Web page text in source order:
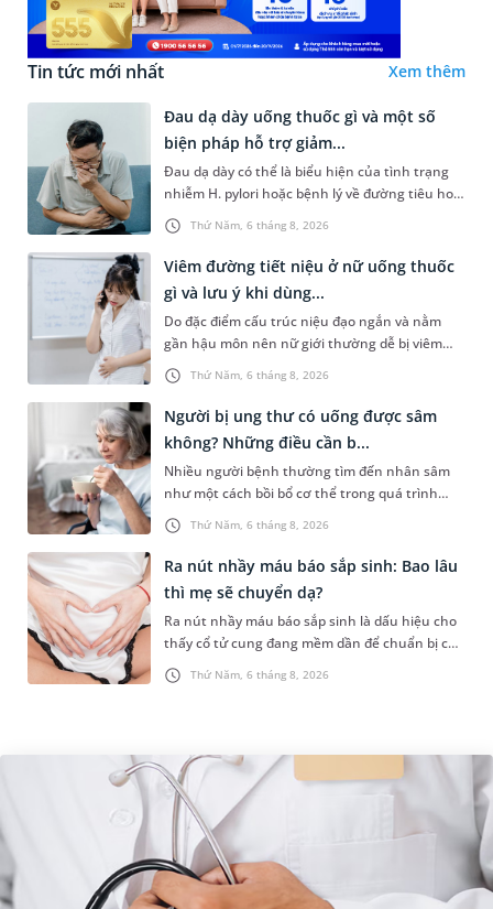
Tin tức mới nhất Xem thêm
Thứ Năm, 6 tháng 8, 2026
Đau dạ dày uống thuốc gì và một số
biện pháp hỗ trợ giảm...
Đau dạ dày có thể là biểu hiện của tình trạng
nhiễm H. pylori hoặc bệnh lý về đường tiêu hoá
khác. Dựa theo nguyên nhân cụ thể, bác sĩ sẽ
cân nhắc chỉ định p...
Thứ Năm, 6 tháng 8, 2026
Viêm đường tiết niệu ở nữ uống thuốc
gì và lưu ý khi dùng...
Do đặc điểm cấu trúc niệu đạo ngắn và nằm
gần hậu môn nên nữ giới thường dễ bị viêm
đường tiết niệu hơn nam giới. Tùy theo nguyên
nhân, mức độ nhiễm trùng và...
Thứ Năm, 6 tháng 8, 2026
Người bị ung thư có uống được sâm
không? Những điều cần b...
Nhiều người bệnh thường tìm đến nhân sâm
như một cách bồi bổ cơ thể trong quá trình
điều trị ung thư. Tuy nhiên, câu hỏi người bị
ung thư có uống được sâm kh...
Thứ Năm, 6 tháng 8, 2026
Ra nút nhầy máu báo sắp sinh: Bao lâu
thì mẹ sẽ chuyển dạ?
Ra nút nhầy máu báo sắp sinh là dấu hiệu cho
thấy cổ tử cung đang mềm dần để chuẩn bị cho
quá trình sinh nở. Thế nhưng, khoảng thời
gian từ lúc xuất hiện nút...